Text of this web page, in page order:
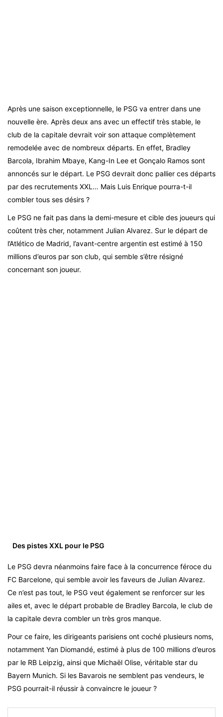
Après une saison exceptionnelle, le PSG va entrer dans une
nouvelle ère. Après deux ans avec un effectif très stable, le
club de la capitale devrait voir son attaque complètement
remodelée avec de nombreux départs. En effet, Bradley
Barcola, Ibrahim Mbaye, Kang-In Lee et Gonçalo Ramos sont
annoncés sur le départ. Le PSG devrait donc pallier ces départs
par des recrutements XXL… Mais Luis Enrique pourra-t-il
combler tous ses désirs ?
Le PSG ne fait pas dans la demi-mesure et cible des joueurs qui
coûtent très cher, notamment Julian Alvarez. Sur le départ de
l’Atlético de Madrid, l’avant-centre argentin est estimé à 150
millions d’euros par son club, qui semble s’être résigné
concernant son joueur.
Des pistes XXL pour le PSG
Le PSG devra néanmoins faire face à la concurrence féroce du
FC Barcelone, qui semble avoir les faveurs de Julian Alvarez.
Ce n’est pas tout, le PSG veut également se renforcer sur les
ailes et, avec le départ probable de Bradley Barcola, le club de
la capitale devra combler un très gros manque.
Pour ce faire, les dirigeants parisiens ont coché plusieurs noms,
notamment Yan Diomandé, estimé à plus de 100 millions d’euros
par le RB Leipzig, ainsi que Michaël Olise, véritable star du
Bayern Munich. Si les Bavarois ne semblent pas vendeurs, le
PSG pourrait-il réussir à convaincre le joueur ?